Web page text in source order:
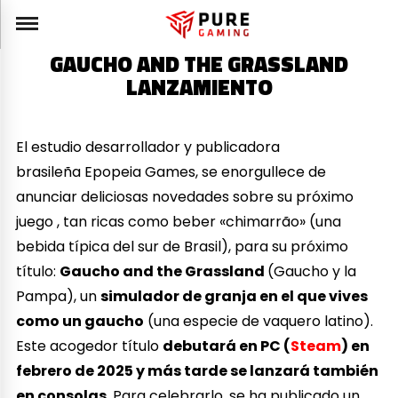
GAUCHO AND THE GRASSLAND
LANZAMIENTO
El estudio desarrollador y publicadora
brasileña Epopeia Games, se enorgullece de
anunciar deliciosas novedades sobre su próximo
juego , tan ricas como beber «chimarrão» (una
bebida típica del sur de Brasil), para su próximo
título: Gaucho and the Grassland (Gaucho y la
Pampa), unsimulador de granja en el que vives
como un gaucho (una especie de vaquero latino).
Este acogedor título debutará en PC (Steam) en
febrero de 2025 y más tarde se lanzará también